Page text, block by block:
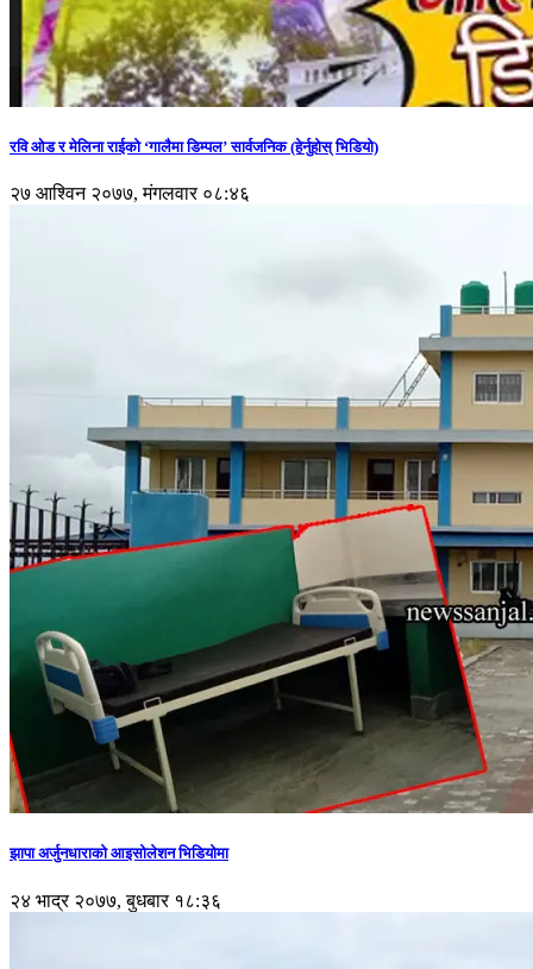
रवि ओड र मेलिना राईको ‘गालैमा डिम्पल’ सार्वजनिक (हेर्नुहोस् भिडियो)
२७ आश्विन २०७७, मंगलवार ०८:४६
झापा अर्जुनधाराको आइसोलेशन भिडियोमा
२४ भाद्र २०७७, बुधबार १८:३६